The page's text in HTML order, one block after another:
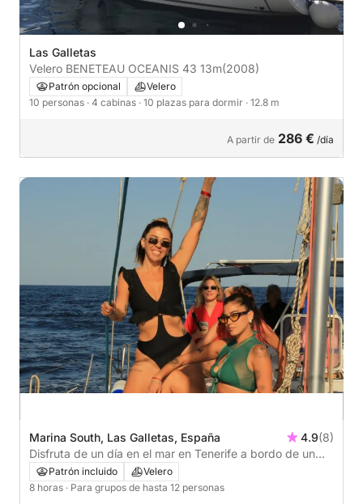
Las Galletas
Velero BENETEAU OCEANIS 43 13m(2008)
Patrón opcional
Velero
10 personas · 4 cabinas · 10 plazas para dormir · 12.8 m
A partir de 286 € /día
Marina South, Las Galletas, España 4.9(8)
Disfruta de un día en el mar en Tenerife a bordo de un
velero.Patrón incluido
Velero
8 horas · Para grupos de hasta 12 personas